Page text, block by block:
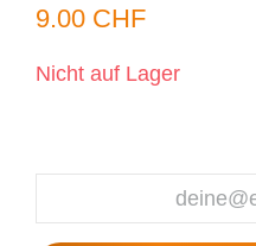
9.00 CHF
Nicht auf Lager